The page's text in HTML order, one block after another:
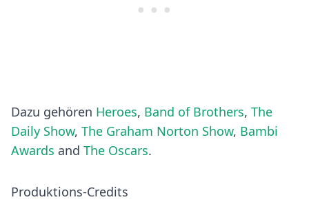
Dazu gehören Heroes, Band of Brothers, The
Daily Show, The Graham Norton Show, Bambi
Awards and The Oscars.
Produktions-Credits